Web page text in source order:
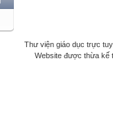
Thư viện giáo dục trực
Website được thừa kế